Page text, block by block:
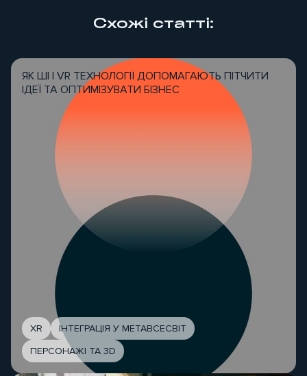
Схожі статті:
ЯК ШІ І VR ТЕХНОЛОГІЇ ДОПОМАГАЮТЬ ПІТЧИТИ
ІДЕЇ ТА ОПТИМІЗУВАТИ БІЗНЕС
XR
ІНТЕГРАЦІЯ У МЕТАВСЕСВІТ
ПЕРСОНАЖІ ТА 3D